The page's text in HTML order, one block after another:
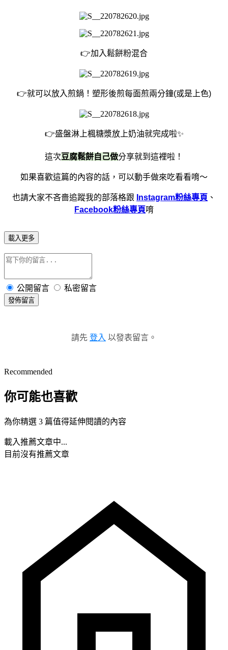
👉加入鬆餅粉混合
👉就可以放入煎鍋！塑形後煎每面煎兩分鐘(或是上色)
👉盛盤淋上楓糖漿放上奶油就完成啦✨
這次豆腐鬆餅自己做分享就到這裡啦！
如果喜歡這篇的內容的話，可以動手做來吃看看唷～
也請大家不吝嗇追蹤我的部落格跟 Instagram粉絲專頁 、
Facebook粉絲專頁唷
載入更多
公開留言 私密留言
發佈留言
請先 登入 以發表留言。
Recommended
你可能也喜歡
為你精選 3 篇值得延伸閱讀的內容
載入推薦文章中...
目前沒有推薦文章